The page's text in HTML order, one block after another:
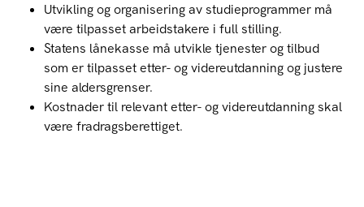
Utvikling og organisering av studieprogrammer må
være tilpasset arbeidstakere i full stilling.
Statens lånekasse må utvikle tjenester og tilbud
som er tilpasset etter- og videreutdanning og justere
sine aldersgrenser.
Kostnader til relevant etter- og videreutdanning skal
være fradragsberettiget.